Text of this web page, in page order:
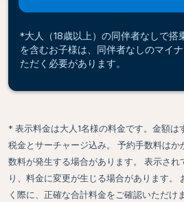
*大人（18歳以上）の同伴者なしで搭
を含むお子様は、同伴者なしのマイ
ただく必要があります。
* 表示料金は大人1名様の料金です。金額は
税金とサーチャージ込み。 予約手数料は
数料が発生する場合があります。 表示され
り、料金に変更が生じる場合があります。
く際に、正確な合計料金をご確認いただけ